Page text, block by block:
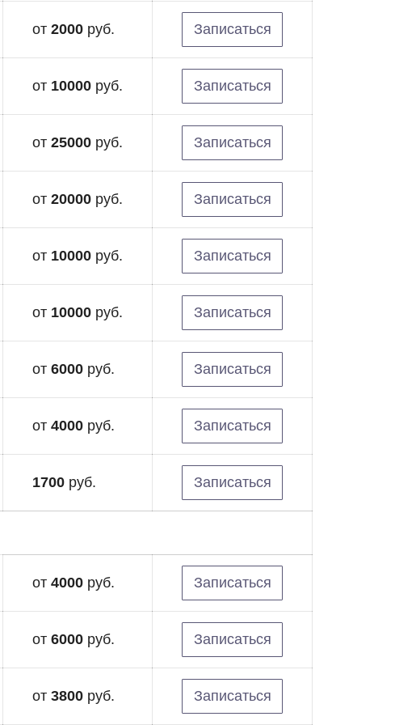
от 2000 руб. Записаться
от 10000 руб. Записаться
от 25000 руб. Записаться
от 20000 руб. Записаться
от 10000 руб. Записаться
от 10000 руб. Записаться
от 6000 руб. Записаться
от 4000 руб. Записаться
1700 руб. Записаться
от 4000 руб. Записаться
от 6000 руб. Записаться
от 3800 руб. Записаться